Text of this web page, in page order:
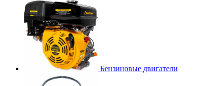
Бензиновые двигатели